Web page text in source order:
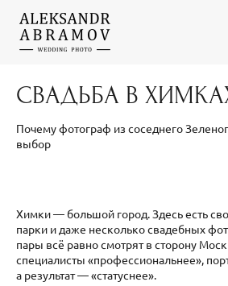
СВАДЬБА В
Почему фотограф из соседнего
выбор
Химки — большой город. Здесь есть
парки и даже несколько свадебных
пары всё равно смотрят в сторону
специалисты «профессиональнее»,
а результат — «статуснее».